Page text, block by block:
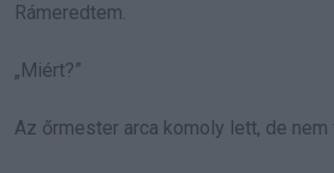
Rámeredtem.
„Miért?”
Az őrmester arca komoly lett, de